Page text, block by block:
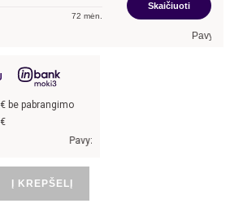
72 mėn.
Skaičiuoti
Pavyzdžiui,
€ be pabrangimo
€
Pavyzdžiui, skolinantis
Į KREPŠELĮ